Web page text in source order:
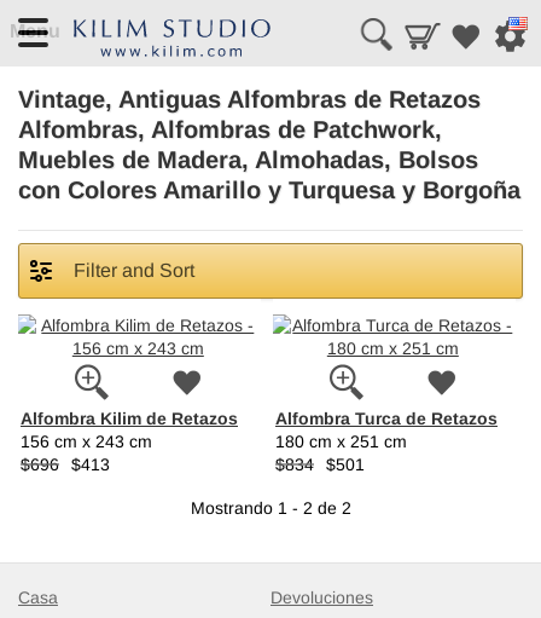
Menu
Vintage, Antiguas Alfombras de Retazos
Alfombras, Alfombras de Patchwork,
Muebles de Madera, Almohadas, Bolsos
con Colores Amarillo y Turquesa y Borgoña
Filter and Sort
Alfombra Kilim de Retazos
156 cm x 243 cm
$696 $413
Alfombra Turca de Retazos
180 cm x 251 cm
$834 $501
Mostrando 1 - 2 de 2
Casa
Devoluciones